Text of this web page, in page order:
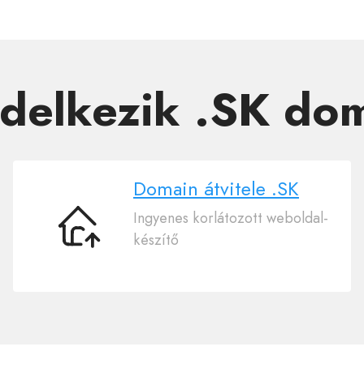
.SK
Domain
Domain átvitele .SK
Ingyenes korlátozott weboldal-
készítő